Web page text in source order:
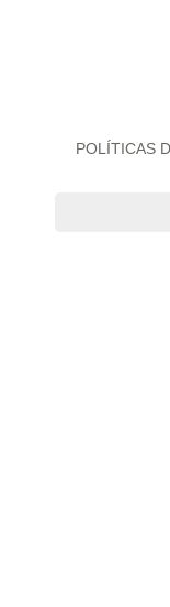
POLÍTICAS